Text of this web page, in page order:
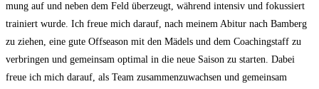
mung auf und neben dem Feld über­zeugt, wäh­rend inten­siv und fokus­siert
trai­niert wur­de. Ich freue mich dar­auf, nach mei­nem Abitur nach Bam­berg
zu zie­hen, eine gute Off­se­a­son mit den Mädels und dem Coa­ching­staff zu
ver­brin­gen und gemein­sam opti­mal in die neue Sai­son zu star­ten. Dabei
freue ich mich dar­auf, als Team zusam­men­zu­wach­sen und gemein­sam